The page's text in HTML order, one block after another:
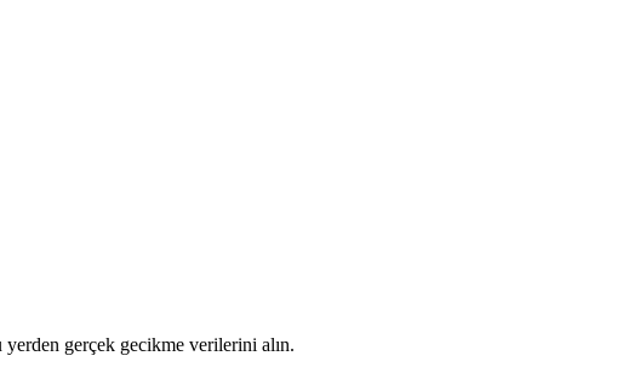
yerden gerçek gecikme verilerini alın.